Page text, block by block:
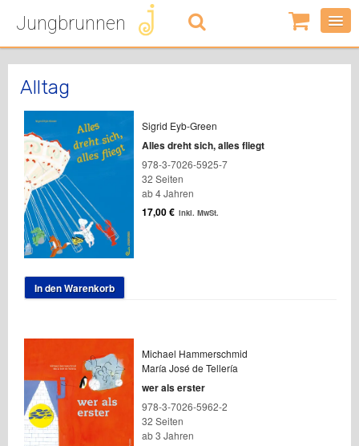
Jungbrunnen
0
Artikel
-
Alltag
Sigrid Eyb-Green
Alles dreht sich, alles fliegt
978-3-7026-5925-7
32 Seiten
ab 4 Jahren
17,00€ inkl. MwSt.
In den Warenkorb
Michael Hammerschmid
María José de Tellería
wer als erster
978-3-7026-5962-2
32 Seiten
ab 3 Jahren